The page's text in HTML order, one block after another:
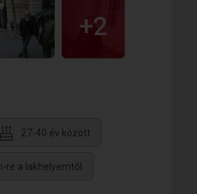
+2
27-40 év között
re a lakhelyemtől